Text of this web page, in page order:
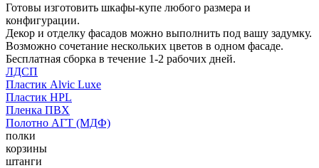
Готовы изготовить шкафы-купе любого размера и
конфигурации.
Декор и отделку фасадов можно выполнить под вашу задумку.
Возможно сочетание нескольких цветов в одном фасаде.
Бесплатная сборка в течение 1-2 рабочих дней.
ЛДСП
Пластик Alvic Luxe
Пластик HPL
Пленка ПВХ
Полотно АГТ (МДФ)
полки
корзины
штанги